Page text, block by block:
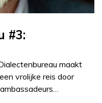
#3:
maakt
vrolijke reis door